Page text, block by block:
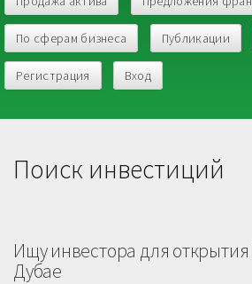
По сферам бизнеса Публикации
Регистрация Вход
Поиск инвестиций
Ищу инвестора для
Дубае